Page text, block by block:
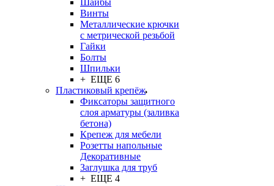
Шайбы
Винты
Металлические крючки
с метрической резьбой
Гайки
Болты
Шпильки
+ ЕЩЕ 6
Пластиковый крепёж
Фиксаторы защитного
слоя арматуры (заливка
бетона)
Крепеж для мебели
Розетты напольные
Декоративные
Заглушка для труб
+ ЕЩЕ 4